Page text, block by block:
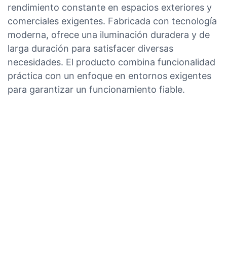
rendimiento constante en espacios exteriores y
comerciales exigentes. Fabricada con tecnología
moderna, ofrece una iluminación duradera y de
larga duración para satisfacer diversas
necesidades. El producto combina funcionalidad
práctica con un enfoque en entornos exigentes
para garantizar un funcionamiento fiable.